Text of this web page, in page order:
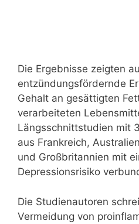
Die Ergebnisse zeigten
entzündungsfördernde
Gehalt an gesättigten
verarbeiteten
Längsschnittstudien mit
aus Frankreich,
und Großbritannien mit
Depressionsrisiko
Die Studienautoren
Vermeidung von